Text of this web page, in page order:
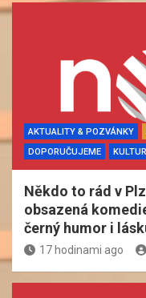
AKTUALITY & POZVÁNKY
DOPORUČUJEME
Někdo to rád v
obsazená
černý humor i
17 hodinami ago